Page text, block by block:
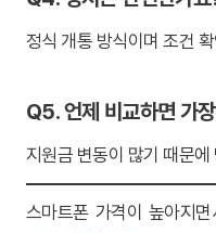
정식 개통 방식이며 조건
Q5. 언제 비교하면 가
지원금 변동이 많기 때문
스마트폰 가격이 높아지